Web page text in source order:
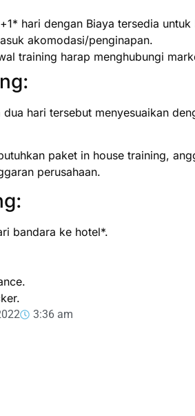
hari dengan Biaya tersedia
akomodasi/penginapan.
training harap menghubungi
dua hari tersebut menyesuaikan
paket in house training,
perusahaan.
bandara ke hotel*.
3:36 am